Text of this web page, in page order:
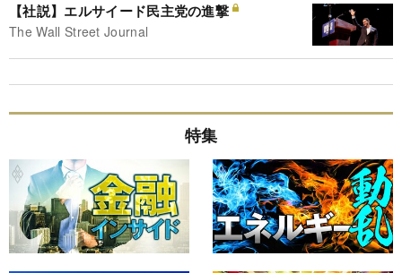
【社説】エルサイード民主党の進撃
The Wall Street Journal
特集